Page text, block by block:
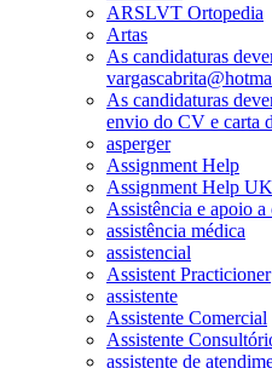
ARSLVT Ortopedia
Artas
As candidaturas
As candidaturas
envio do CV e carta
asperger
Assignment Help
Assignment Help UK
Assistência e apoio
assistência médica
assistencial
Assistent Practicioner
assistente
Assistente Comercial
Assistente
assistente de